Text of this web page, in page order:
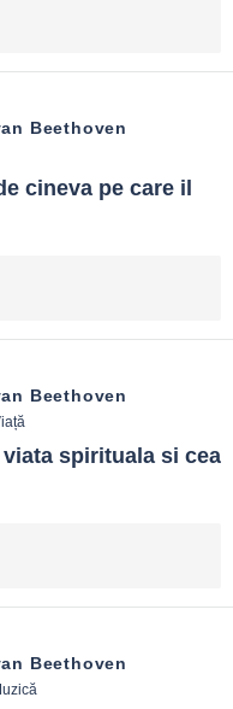
Beethoven
cineva pe care il
Beethoven
spirituala si cea
Beethoven